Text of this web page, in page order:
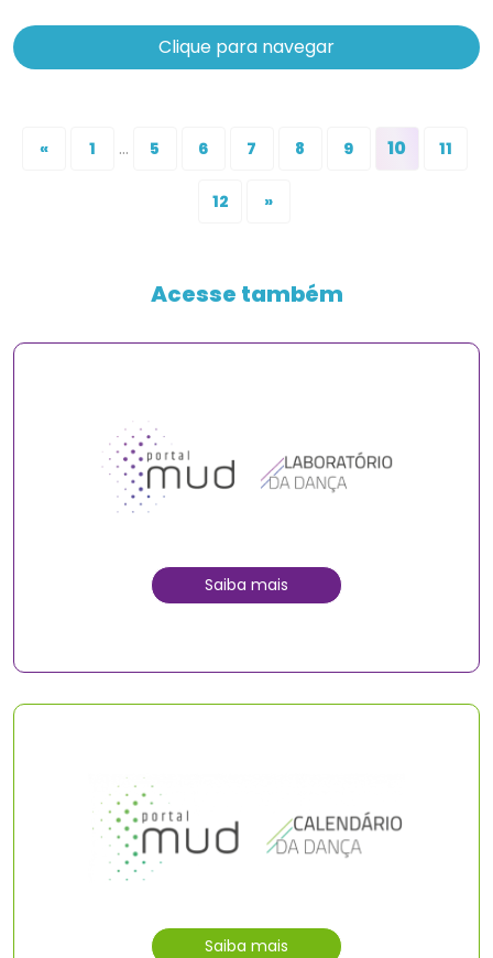
Clique para navegar
« 1 ... 5 6 7 8 9 10 11
12 »
Acesse também
Saiba mais
Saiba mais